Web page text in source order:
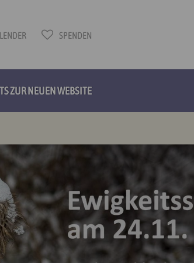
SPENDEN
ZUR NEUEN WEBSITE